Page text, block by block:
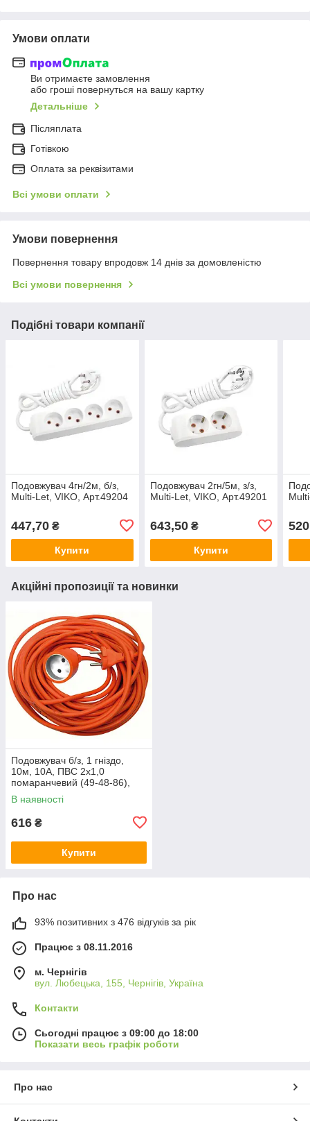
Умови оплати
Ви отримаєте замовлення
або гроші повернуться на вашу картку
Детальніше
Післяплата
Готівкою
Оплата за реквізитами
Всі умови оплати
Умови повернення
Повернення товару впродовж 14 днів за домовленістю
Всі умови повернення
Подібні товари компанії
Подовжувач 4гн/2м, б/з,
Multi-Let, VIKO, Арт.49204
447,70 ₴
Купити
Подовжувач 2гн/5м, з/з,
Multi-Let, VIKO, Арт.49201
643,50₴
Купити
Акційні пропозиції та новинки
Подовжувач б/з, 1 гніздо,
10м, 10А, ПВС 2х1,0
помаранчевий (49-48-86),
MARSO, Арт.63059
В наявності
616 ₴
Купити
Про нас
93% позитивних з 476 відгуків за рік
Працює з 08.11.2016
м. Чернігів
вул. Любецька, 155, Чернігів, Україна
Контакти
Сьогодні працює з 09:00 до 18:00
Показати весь графік роботи
Про нас